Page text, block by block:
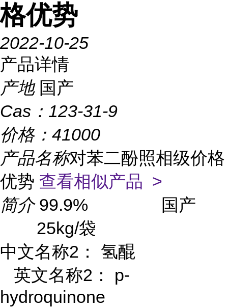
格优势
2022-10-25
产品详情
产地 国产
Cas： 123-31-9
价格： 41000
产品名称对苯二酚照相级价格
优势 查看相似产品 >
简介 99.9% 国产
25kg/袋
中文名称2： 氢醌
英文名称2： p-
hydroquinone